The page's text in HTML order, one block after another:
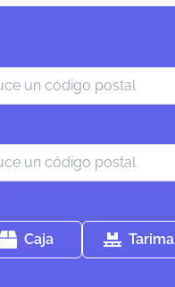
Caja Tarima